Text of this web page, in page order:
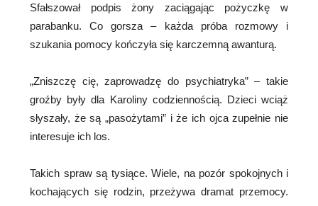
Sfałszował podpis żony zaciągając pożyczkę w
parabanku. Co gorsza – każda próba rozmowy i
szukania pomocy kończyła się karczemną awanturą.
„Zniszczę cię, zaprowadzę do psychiatryka” – takie
groźby były dla Karoliny codziennością. Dzieci wciąż
słyszały, że są „pasożytami” i że ich ojca zupełnie nie
interesuje ich los.
Takich spraw są tysiące. Wiele, na pozór spokojnych i
kochających się rodzin, przeżywa dramat przemocy.